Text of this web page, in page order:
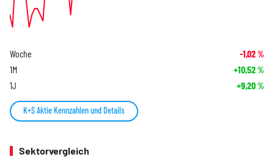
Woche -1,02%
1M +10,52%
1J +9,20%
K+S Aktie Kennzahlen und Details
Sektorvergleich